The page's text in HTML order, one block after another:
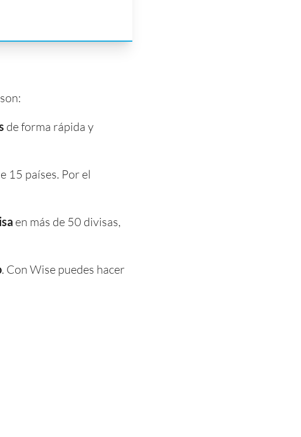
de forma rápida y
15 países. Por el
en más de 50 divisas,
. Con Wise puedes hacer